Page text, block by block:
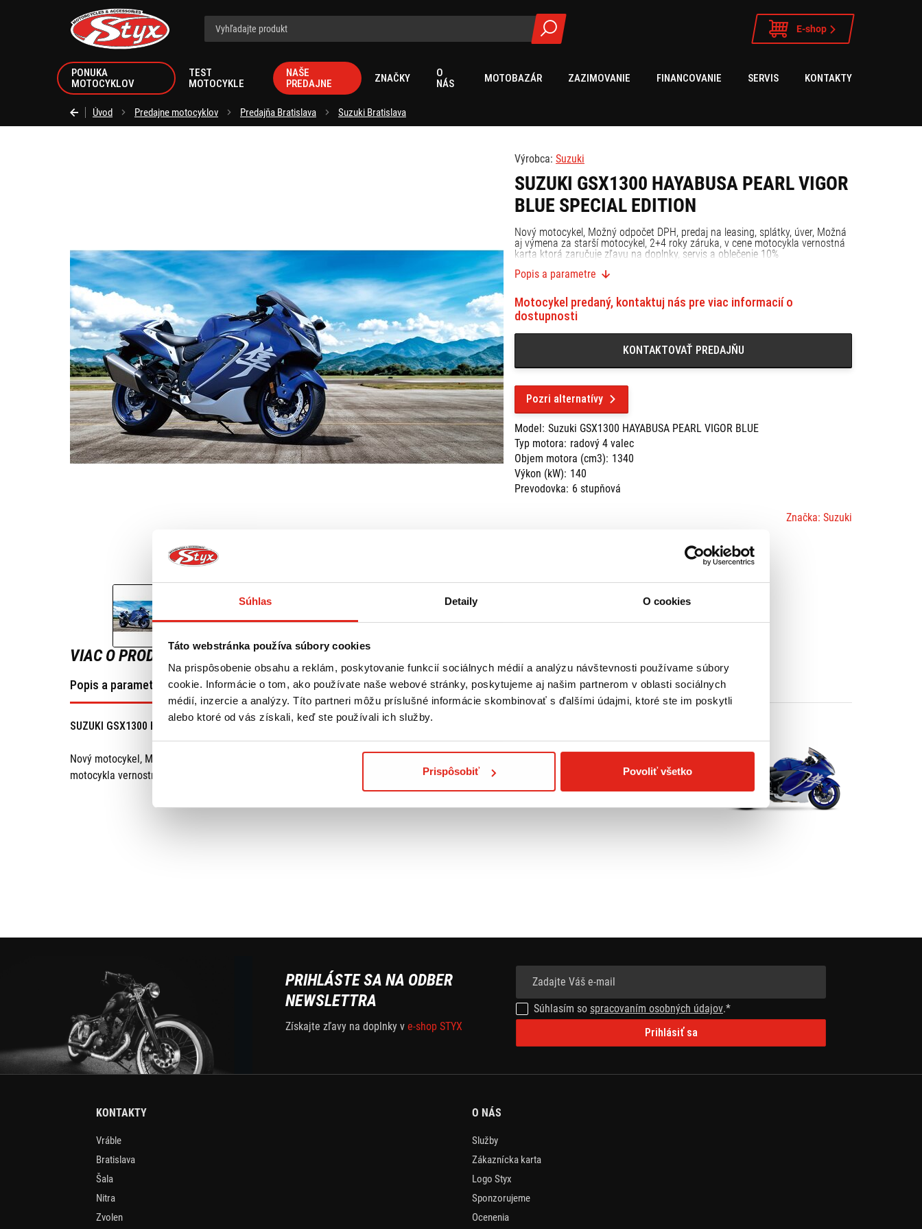
Súhlas Detaily O cookies
Táto webstránka používa súbory cookies
Na prispôsobenie obsahu a reklám, poskytovanie funkcií sociálnych médií a analýzu návštevnosti používame súbory
cookie. Informácie o tom, ako používate naše webové stránky, poskytujeme aj našim partnerom v oblasti sociálnych
médií, inzercie a analýzy. Títo partneri môžu príslušné informácie skombinovať s ďalšími údajmi, ktoré ste im poskytli
alebo ktoré od vás získali, keď ste používali ich služby.
Prispôsobiť Povoliť všetko
Styx.sk
E-shop
PONUKA
MOTOCYKLOV
TEST
MOTOCYKLE
NAŠE
PREDAJNE
ZNAČKY
O
NÁS
MOTOBAZÁR ZAZIMOVANIE FINANCOVANIE SERVIS KONTAKTY
Úvod Predajne motocyklov Predajňa Bratislava Suzuki Bratislava
Výrobca: Suzuki
SUZUKI GSX1300 HAYABUSA PEARL VIGOR
BLUE SPECIAL EDITION
Nový motocykel, Možný odpočet DPH, predaj na leasing, splátky, úver, Možná
aj výmena za starší motocykel, 2+4 roky záruka, v cene motocykla vernostná
karta ktorá zaručuje zľavu na doplnky, servis a oblečenie 10%
Popis a parametre
Motocykel predaný, kontaktuj nás pre viac informacií o
dostupnosti
KONTAKTOVAŤ PREDAJŇU
Pozri alternatívy
Model: Suzuki GSX1300 HAYABUSA PEARL VIGOR BLUE
Typ motora: radový 4 valec
Objem motora (cm3): 1340
Výkon (kW): 140
Prevodovka: 6 stupňová
Značka: Suzuki
VIAC O PRODUKTE
Popis a parametre
SUZUKI GSX1300 HAYABUSA PEARL VIGOR BLUE SPECIAL EDITION
Nový motocykel, Možný odpočet DPH, predaj na leasing, splátky, úver, Možná aj výmena za starší motocykel, 2+4 roky záruka, v cene
motocykla vernostná karta ktorá zaručuje zľavu na doplnky, servis a oblečenie 10%
PRIHLÁSTE SA NA ODBER
NEWSLETTRA
Získajte zľavy na doplnky v e-shop STYX
Súhlasím so spracovaním osobných údajov.*
Prihlásiť sa
KONTAKTY
Vráble
Bratislava
Šala
Nitra
Zvolen
O NÁS
Služby
Zákaznícka karta
Logo Styx
Sponzorujeme
Ocenenia